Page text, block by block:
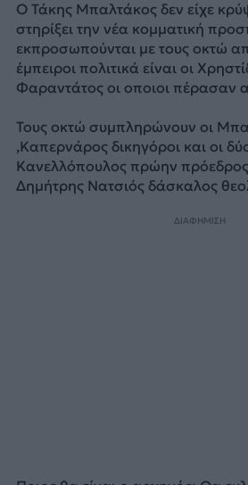
Ο Τάκης Μπαλτάκος δεν είχε
στηρίξει την νέα κομματική
εκπροσωπούνται με τους οκτώ
έμπειροι πολιτικά είναι οι
Φαραντάτος οι οποιοι πέρασαν
Τους οκτώ συμπληρώνουν οι
,Καπερνάρος δικηγόροι και οι
Κανελλόπουλος πρώην πρόεδρος
Δημήτρης Νατσιός δάσκαλος
ΔΙΑΦΗΜΙΣΗ